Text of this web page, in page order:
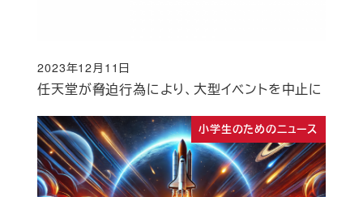
任天堂が脅迫行為により、大型イベントを中止に
投稿日
2023年12月11日
小学生のためのニュース